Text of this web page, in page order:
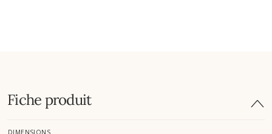
Fiche produit
DIMENSIONS